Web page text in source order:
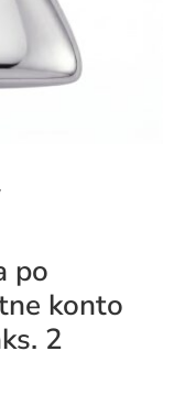
po
konto
2